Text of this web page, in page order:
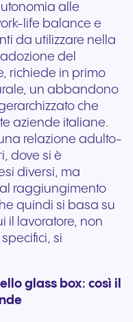
alle
life balance e
da utilizzare nella
del
richiede in primo
un abbandono
che
aziende italiane.
relazione adulto-
dove si è
diversi, ma
raggiungimento
quindi si basa su
il lavoratore, non
si
glass box: così il